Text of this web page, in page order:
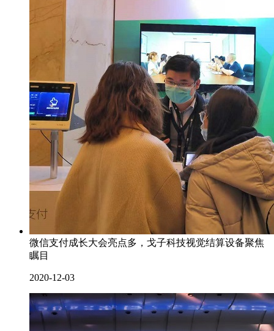
微信支付成长大会亮点多，戈子科技视觉结算设备聚焦
瞩目
2020-12-03